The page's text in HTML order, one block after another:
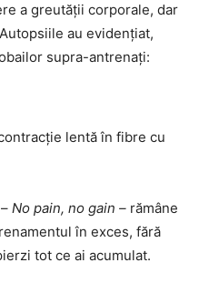
a greutății corporale, dar
au evidențiat,
supra-antrenați:
lentă în fibre cu
No pain, no gain – rămâne
în exces, fără
tot ce ai acumulat.